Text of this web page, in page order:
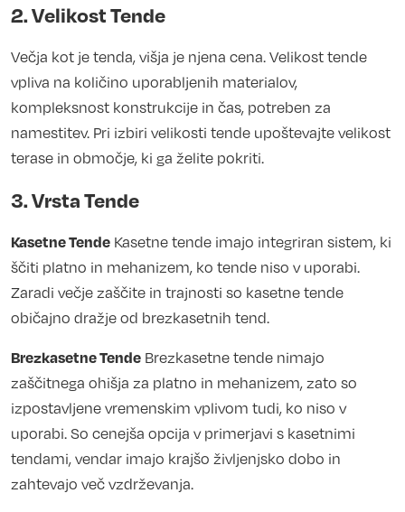
2. Velikost Tende
Večja kot je tenda, višja je njena cena. Velikost tende
vpliva na količino uporabljenih materialov,
kompleksnost konstrukcije in čas, potreben za
namestitev. Pri izbiri velikosti tende upoštevajte velikost
terase in območje, ki ga želite pokriti.
3. Vrsta Tende
Kasetne Tende Kasetne tende imajo integriran sistem, ki
ščiti platno in mehanizem, ko tende niso v uporabi.
Zaradi večje zaščite in trajnosti so kasetne tende
običajno dražje od brezkasetnih tend.
Brezkasetne Tende Brezkasetne tende nimajo
zaščitnega ohišja za platno in mehanizem, zato so
izpostavljene vremenskim vplivom tudi, ko niso v
uporabi. So cenejša opcija v primerjavi s kasetnimi
tendami, vendar imajo krajšo življenjsko dobo in
zahtevajo več vzdrževanja.